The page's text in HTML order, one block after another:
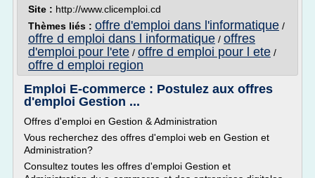
Site : http://www.clicemploi.cd
Thèmes liés : offre d'emploi dans l'informatique /
offre d emploi dans l informatique / offres
d'emploi pour l'ete / offre d emploi pour l ete /
offre d emploi region
Emploi E-commerce : Postulez aux offres
d'emploi Gestion ...
Offres d'emploi en Gestion & Administration
Vous recherchez des offres d'emploi web en Gestion et
Administration?
Consultez toutes les offres d'emploi Gestion et